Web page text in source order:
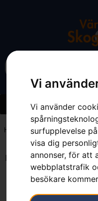
Vi
Vi använder
surfupplevelse
visa dig
annonser, för att
webbplatstrafik
besökare
Hem 2 l
Endast ett sökresultat